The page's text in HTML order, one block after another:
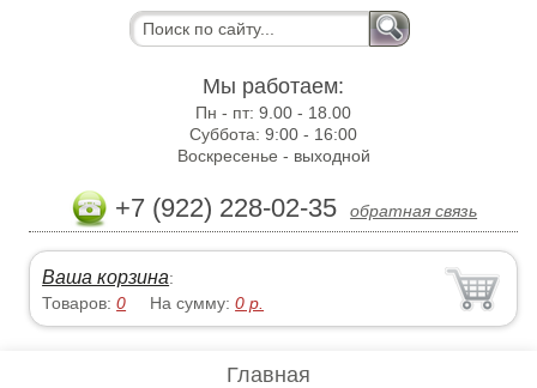
Мы работаем:
Пн - пт:9.00 - 18.00
Суббота:9:00 - 16:00
Воскресенье - выходной
+7 (922) 228-02-35 обратная связь
Ваша корзина:
Товаров:0 На сумму:0 р.
Главная